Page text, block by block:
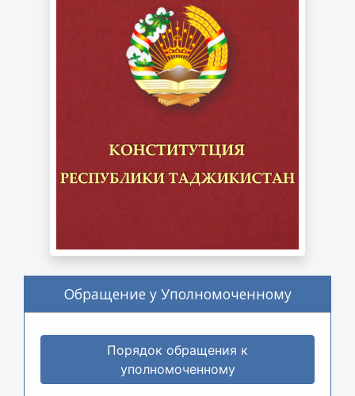
Обращение у Уполномоченному
Порядок обращения к
уполномоченному